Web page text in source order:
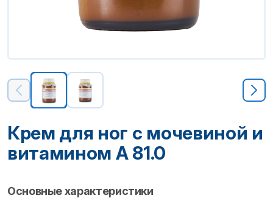
Крем для ног с мочевиной и
витамином А 81.0
Основные характеристики